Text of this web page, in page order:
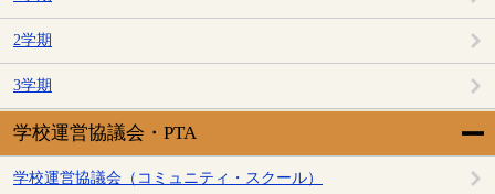
2学期
3学期
学校運営協議会・PTA
学校運営協議会（コミュニティ・スクール）